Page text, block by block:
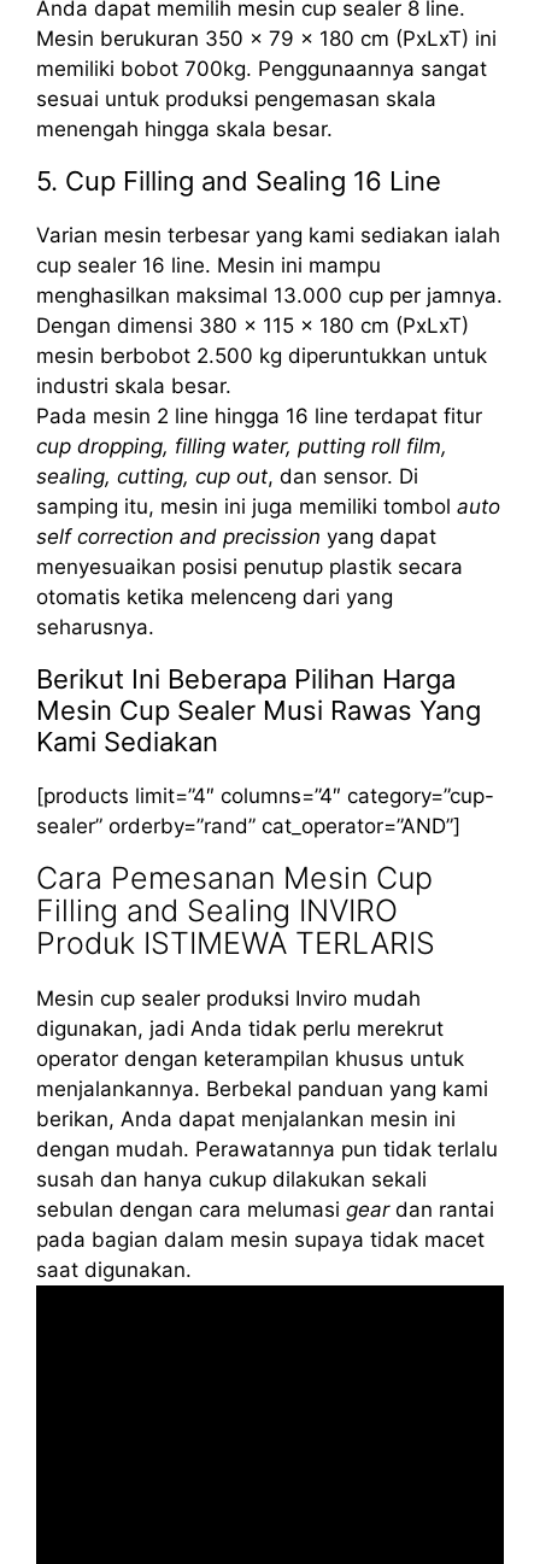
Anda dapat memilih mesin cup sealer 8 line.
Mesin berukuran 350 x 79 x 180 cm (PxLxT) ini
memiliki bobot 700kg. Penggunaannya sangat
sesuai untuk produksi pengemasan skala
menengah hingga skala besar.
5. Cup Filling and Sealing 16 Line
Varian mesin terbesar yang kami sediakan ialah
cup sealer 16 line. Mesin ini mampu
menghasilkan maksimal 13.000 cup per jamnya.
Dengan dimensi 380 x 115 x 180 cm (PxLxT)
mesin berbobot 2.500 kg diperuntukkan untuk
industri skala besar.
Pada mesin 2 line hingga 16 line terdapat fitur
cup dropping, filling water, putting roll film,
sealing, cutting, cup out, dan sensor. Di
samping itu, mesin ini juga memiliki tombol auto
self correction and precission yang dapat
menyesuaikan posisi penutup plastik secara
otomatis ketika melenceng dari yang
seharusnya.
Berikut Ini Beberapa Pilihan Harga
Mesin Cup Sealer Musi Rawas Yang
Kami Sediakan
[products limit=”4″ columns=”4″ category=”cup-
sealer” orderby=”rand” cat_operator=”AND”]
Cara Pemesanan Mesin Cup
Filling and Sealing INVIRO
Produk ISTIMEWA TERLARIS
Mesin cup sealer produksi Inviro mudah
digunakan, jadi Anda tidak perlu merekrut
operator dengan keterampilan khusus untuk
menjalankannya. Berbekal panduan yang kami
berikan, Anda dapat menjalankan mesin ini
dengan mudah. Perawatannya pun tidak terlalu
susah dan hanya cukup dilakukan sekali
sebulan dengan cara melumasi geardan rantai
pada bagian dalam mesin supaya tidak macet
saat digunakan.